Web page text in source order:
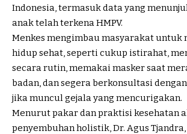
Indonesia, termasuk data yang
anak telah terkena HMPV.
Menkes mengimbau masyarakat untuk
hidup sehat, seperti cukup istirahat,
secara rutin, memakai masker saat
badan, dan segera berkonsultasi
jika muncul gejala yang mencurigakan.
Menurut pakar dan praktisi kesehatan
penyembuhan holistik, Dr. Agus